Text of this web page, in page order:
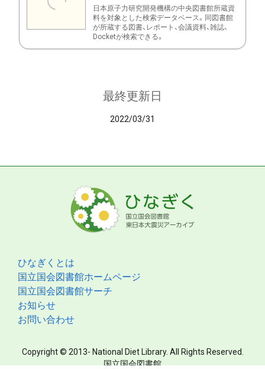
日本原子力研究開発機構の中央図書館所蔵資
料を対象とした検索データベース。同図書館
が所蔵する図書、レポート、会議資料、雑誌、
Docketが検索できる。
最終更新日
2022/03/31
ひなぎくとは
国立国会図書館ホームページ
国立国会図書館サーチ
お知らせ
お問い合わせ
Copyright © 2013- National Diet Library. All Rights Reserved.